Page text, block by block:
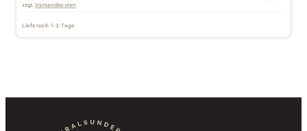
zzgl. Versandkosten
Lieferzeit:1-3 Tage